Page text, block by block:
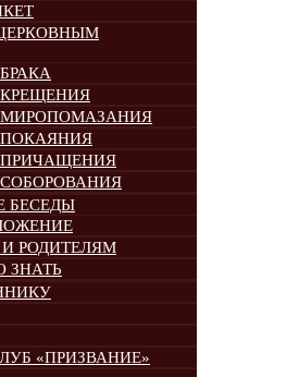
БЕСЕДЫ
РОДИТЕЛЯМ
ЗНАТЬ
«ПРИЗВАНИЕ»